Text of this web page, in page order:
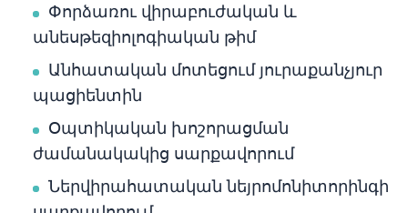
Փորձառու վիրաբուժական և
անեսթեզիոլոգիական թիմ
Անհատական մոտեցում յուրաքանչյուր
պացիենտին
Օպտիկական խոշորացման
ժամանակակից սարքավորում
Ներվիրահատական նեյրոմոնիտորինգի